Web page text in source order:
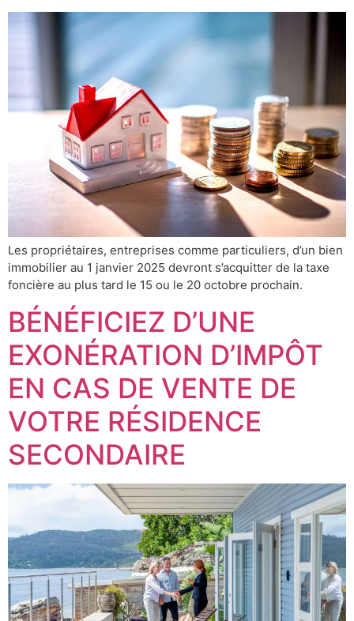
Les propriétaires, entreprises comme particuliers, d’un bien
immobilier au 1 janvier 2025 devront s’acquitter de la taxe
foncière au plus tard le 15 ou le 20 octobre prochain.
BÉNÉFICIEZ D’UNE
EXONÉRATION D’IMPÔT
EN CAS DE VENTE DE
VOTRE RÉSIDENCE
SECONDAIRE